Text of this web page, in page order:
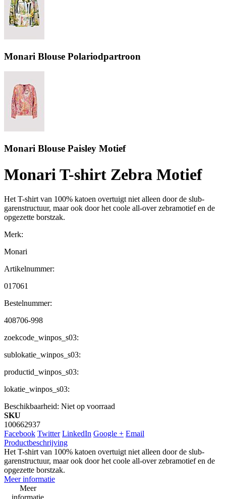
Monari Blouse Polariodpartroon
Monari Blouse Paisley Motief
Monari T-shirt Zebra Motief
Het T-shirt van 100% katoen overtuigt niet alleen door de slub-
garenstructuur, maar ook door het coole all-over zebramotief en de
opgezette borstzak.
Merk:
Monari
Artikelnummer:
017061
Bestelnummer:
408706-998
zoekcode_winpos_s03:
sublokatie_winpos_s03:
productid_winpos_s03:
lokatie_winpos_s03:
Beschikbaarheid: Niet op voorraad
SKU
100662937
Facebook Twitter LinkedIn Google + Email
Productbeschrijving
Het T-shirt van 100% katoen overtuigt niet alleen door de slub-
garenstructuur, maar ook door het coole all-over zebramotief en de
opgezette borstzak.
Meer informatie
Meer
informatie